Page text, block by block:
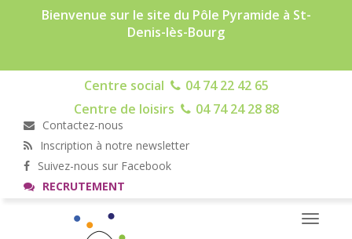
Bienvenue sur le site du Pôle Pyramide à St-
Denis-lès-Bourg
Centre social
04 74 22 42 65
Centre de loisirs
04 74 24 28 88
Contactez-nous
Inscription à notre newsletter
Suivez-nous sur Facebook
RECRUTEMENT
Toggle